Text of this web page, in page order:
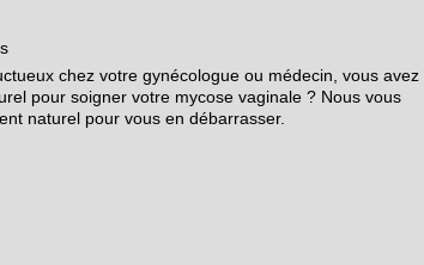
chez votre gynécologue ou médecin, vous avez
pour soigner votre mycose vaginale ? Nous vous
naturel pour vous en débarrasser.